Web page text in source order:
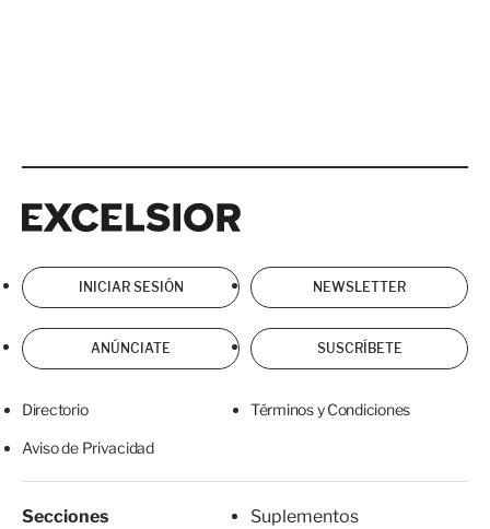
INICIAR SESIÓN NEWSLETTER
ANÚNCIATE SUSCRÍBETE
Directorio Términos y Condiciones
Aviso de Privacidad
Secciones
Suplementos